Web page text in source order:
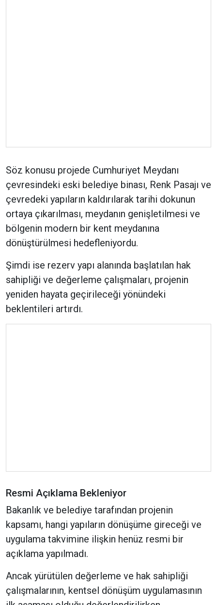
Söz konusu projede Cumhuriyet Meydanı
çevresindeki eski belediye binası, Renk Pasajı ve
çevredeki yapıların kaldırılarak tarihi dokunun
ortaya çıkarılması, meydanın genişletilmesi ve
bölgenin modern bir kent meydanına
dönüştürülmesi hedefleniyordu.
Şimdi ise rezerv yapı alanında başlatılan hak
sahipliği ve değerleme çalışmaları, projenin
yeniden hayata geçirileceği yönündeki
beklentileri artırdı.
Resmi Açıklama Bekleniyor
Bakanlık ve belediye tarafından projenin
kapsamı, hangi yapıların dönüşüme gireceği ve
uygulama takvimine ilişkin henüz resmi bir
açıklama yapılmadı.
Ancak yürütülen değerleme ve hak sahipliği
çalışmalarının, kentsel dönüşüm uygulamasının